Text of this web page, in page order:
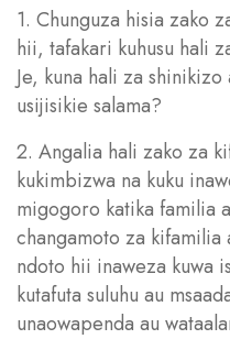
1. Chunguza hisia zako
hii, tafakari kuhusu hali
Je, kuna hali za
usijisikie salama?
2. Angalia hali zako za
kukimbizwa na kuku
migogoro katika familia
changamoto za
ndoto hii inaweza kuwa
kutafuta suluhu au
unaowapenda au